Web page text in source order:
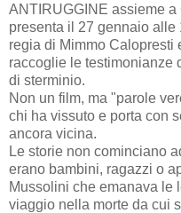
ANTIRUGGINE assieme
presenta il 27 gennaio
regia di Mimmo Calopresti
raccoglie le testimonianze
di sterminio.
Non un film, ma "parole
chi ha vissuto e porta con
ancora vicina.
Le storie non cominciano
erano bambini, ragazzi o
Mussolini che emanava le
viaggio nella morte da cui